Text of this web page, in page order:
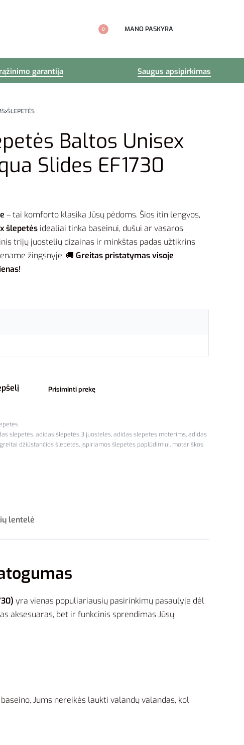
0 MANO PASKYRA
garantija Saugus apsipirkimas
›ŠLEPETĖS
Baltos Unisex
Slides EF1730
– tai komforto klasika Jūsų pėdoms. Šios itin lengvos,
šlepetės idealiai tinka baseinui, dušui ar vasaros
trijų juostelių dizainas ir minkštas padas užtikrins
žingsnyje. 🚚 Greitas pristatymas visoje
Prisiminti prekę
slepetės,adidas šlepetės 3 juostelės,adidas slepetes moterims,adidas
greitai džiūstančios šlepetės, įspiriamos šlepetės paplūdimiui, moteriškos
lentelė
yra vienas populiariausių pasirinkimų pasaulyje dėl
aksesuaras, bet ir funkcinis sprendimas Jūsų
Jums nereikės laukti valandų valandas, kol